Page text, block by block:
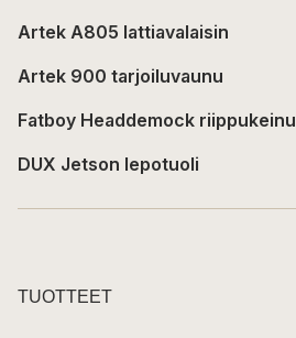
Artek A805 lattiavalaisin
Artek 900 tarjoiluvaunu
Fatboy Headdemock riippukeinu
DUX Jetson lepotuoli
TUOTTEET